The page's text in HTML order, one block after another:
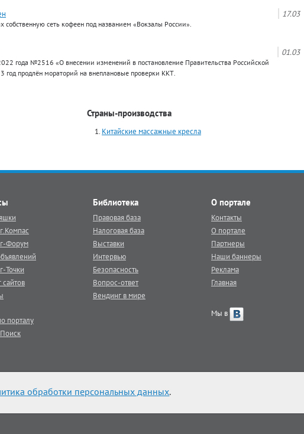
17.03
собственную сеть кофеен под названием «Вокзалы России».
01.03
года №2516 «О внесении изменений в постановление Правительства Российской
продлён мораторий на внеплановые проверки ККТ.
Страны-производства
Китайские массажные кресла
Форум
Точки
сайтов
порталу
Библиотека
Правовая база
Налоговая база
Выставки
Интервью
Безопасность
Вопрос-ответ
Вендинг в мире
О портале
Контакты
О портале
Партнеры
Наши баннеры
Реклама
Главная
Мы в
гиперссылка на veq.ru обязательна.
обработки персональных данных.